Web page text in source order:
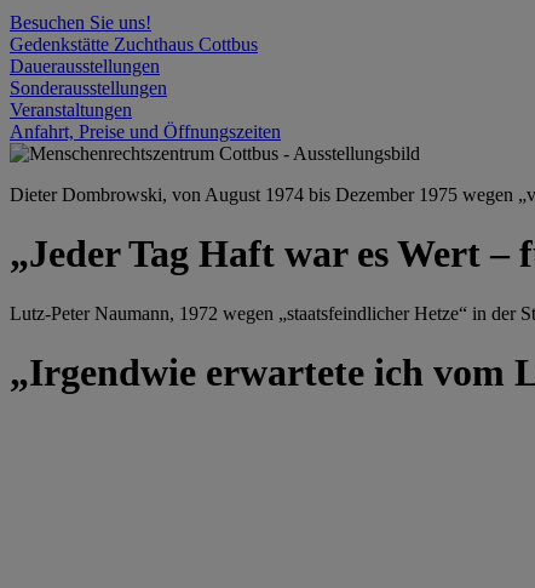
Besuchen Sie uns!
Gedenkstätte Zuchthaus Cottbus
Dauerausstellungen
Sonderausstellungen
Veranstaltungen
Anfahrt, Preise und Öffnungszeiten
Dieter Dombrowski, von August 1974 bis Dezember 1975 wegen
„Jeder Tag Haft war es Wert
Lutz-Peter Naumann, 1972 wegen „staatsfeindlicher Hetze“ in der
„Irgendwie erwartete ich vom